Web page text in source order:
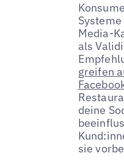
Media-
als
greifen
deine
sie